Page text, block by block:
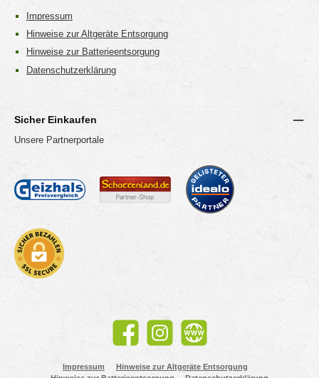
Impressum
Hinweise zur Altgeräte Entsorgung
Hinweise zur Batterieentsorgung
Datenschutzerklärung
Sicher Einkaufen
Unsere Partnerportale
Facebook Instagram Website
Impressum
Hinweise zur Altgeräte Entsorgung